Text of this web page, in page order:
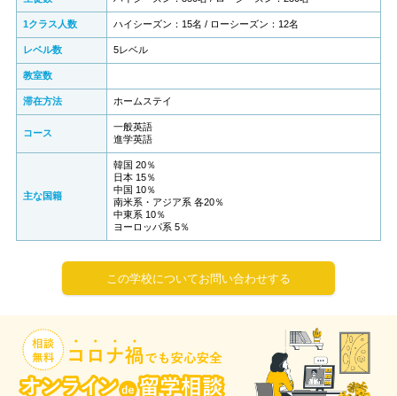
1クラス人数 ハイシーズン：15名 / ローシーズン：12名
レベル数 5レベル
教室数
滞在方法 ホームステイ
コース
一般英語
進学英語
主な国籍
韓国 20％
日本 15％
中国 10％
南米系・アジア系 各20％
中東系 10％
ヨーロッパ系 5％
この学校についてお問い合わせする